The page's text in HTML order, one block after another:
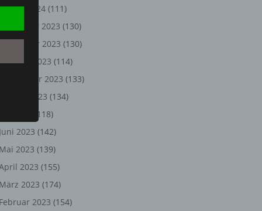
2024 (111)
Dezember 2023 (130)
November 2023 (130)
2023 (114)
September 2023 (133)
August 2023 (134)
(118)
Juni 2023 (142)
Mai 2023 (139)
2023 (155)
März 2023 (174)
Februar 2023 (154)